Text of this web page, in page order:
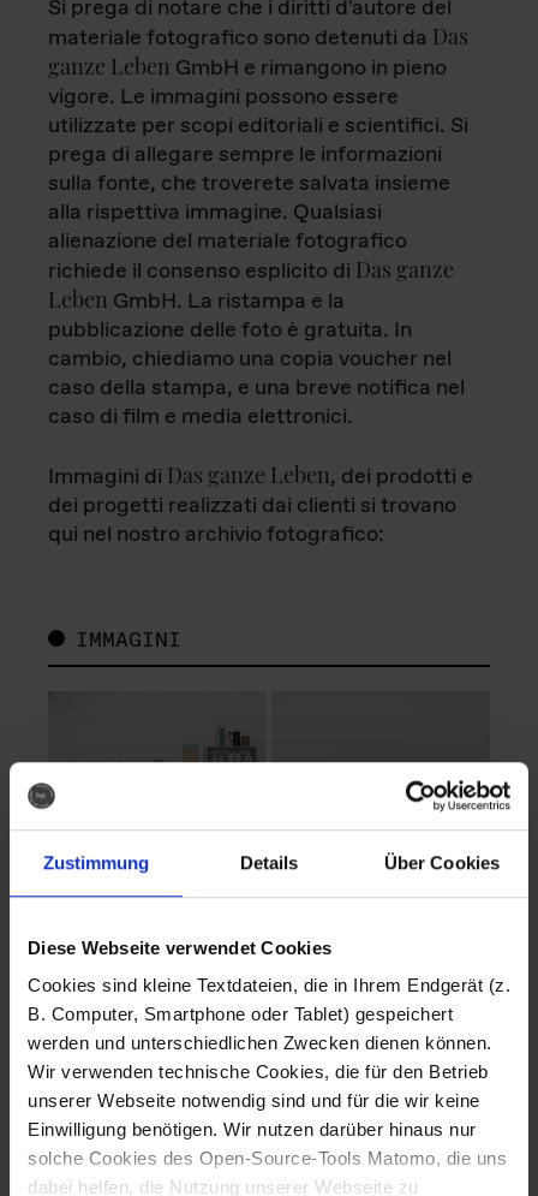
Zustimmung Details Über Cookies
Diese Webseite verwendet Cookies
Cookies sind kleine Textdateien, die in Ihrem Endgerät (z.
B. Computer, Smartphone oder Tablet) gespeichert
werden und unterschiedlichen Zwecken dienen können.
Wir verwenden technische Cookies, die für den Betrieb
unserer Webseite notwendig sind und für die wir keine
Einwilligung benötigen. Wir nutzen darüber hinaus nur
solche Cookies des Open-Source-Tools Matomo, die uns
dabei helfen, die Nutzung unserer Webseite zu
Si prega di notare che i diritti d'autore del
materiale fotografico sono detenuti da Das
ganze Leben GmbH e rimangono in pieno
vigore. Le immagini possono essere
utilizzate per scopi editoriali e scientifici. Si
prega di allegare sempre le informazioni
sulla fonte, che troverete salvata insieme
alla rispettiva immagine. Qualsiasi
alienazione del materiale fotografico
richiede il consenso esplicito di Das ganze
Leben GmbH. La ristampa e la
pubblicazione delle foto è gratuita. In
cambio, chiediamo una copia voucher nel
caso della stampa, e una breve notifica nel
caso di film e media elettronici.
Immagini di Das ganze Leben, dei prodotti e
dei progetti realizzati dai clienti si trovano
qui nel nostro archivio fotografico:
IMMAGINI
Fotografo: Lorenz
Sternbach
Download
Fotografo: Lorenz
Sternbach
Download